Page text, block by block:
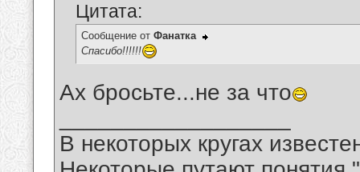
Цитата:
Сообщение от Фанатка
Спасибо!!!!!!
Ах бросьте...не за что
В некоторых кругах